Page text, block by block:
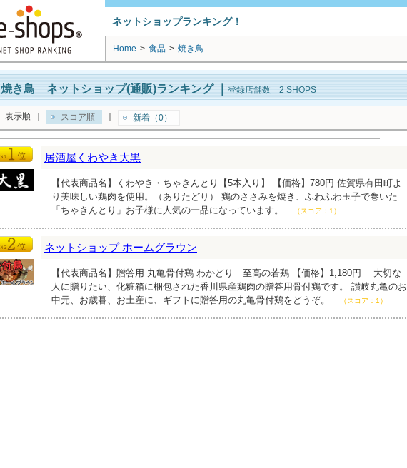
ネットショップランキング！
Home > 食品 > 焼き鳥
焼き鳥 ネットショップ(通販)ランキング｜ 登録店舗数 2 SHOPS
表示順 スコア順 新着（0）
居酒屋くわやき大黒
【代表商品名】くわやき・ちゃきんとり【5本入り】 【価格】780円 佐賀県有田町よ
り美味しい鶏肉を使用。（ありたどり） 鶏のささみを焼き、ふわふわ玉子で巻いた
「ちゃきんとり」お子様に人気の一品になっています。
（スコア：1）
ネットショップ ホームグラウン
【代表商品名】贈答用 丸亀骨付鶏 わかどり 至高の若鶏 【価格】1,180円 大切な
人に贈りたい、化粧箱に梱包された香川県産鶏肉の贈答用骨付鶏です。 讃岐丸亀のお
中元、お歳暮、お土産に、ギフトに贈答用の丸亀骨付鶏をどうぞ。
（スコア：1）